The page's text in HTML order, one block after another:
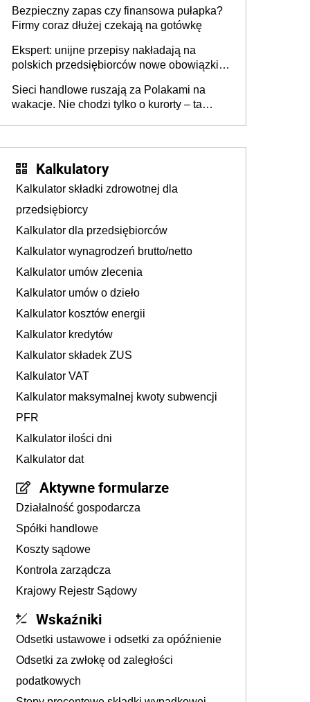
Bezpieczny zapas czy finansowa pułapka?
Firmy coraz dłużej czekają na gotówkę
Ekspert: unijne przepisy nakładają na
polskich przedsiębiorców nowe obowiązki w
Sieci handlowe ruszają za Polakami na
wakacje. Nie chodzi tylko o kurorty – ta
Kalkulatory
Kalkulator składki zdrowotnej dla
przedsiębiorcy
Kalkulator dla przedsiębiorców
Kalkulator wynagrodzeń brutto/netto
Kalkulator umów zlecenia
Kalkulator umów o dzieło
Kalkulator kosztów energii
Kalkulator kredytów
Kalkulator składek ZUS
Kalkulator VAT
Kalkulator maksymalnej kwoty subwencji
PFR
Kalkulator ilości dni
Kalkulator dat
Aktywne formularze
Działalność gospodarcza
Spółki handlowe
Koszty sądowe
Kontrola zarządcza
Krajowy Rejestr Sądowy
Wskaźniki
Odsetki ustawowe i odsetki za opóźnienie
Odsetki za zwłokę od zaległości
podatkowych